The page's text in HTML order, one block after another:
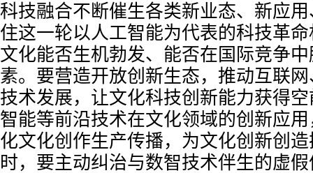
科技融合不断催生各类新业态、新应
住这一轮以人工智能为代表的科技革
文化能否生机勃发、能否在国际竞争
素。要营造开放创新生态，推动互联
技术发展，让文化科技创新能力获得
智能等前沿技术在文化领域的创新应
化文化创作生产传播，为文化创新创
时，要主动纠治与数智技术伴生的虚